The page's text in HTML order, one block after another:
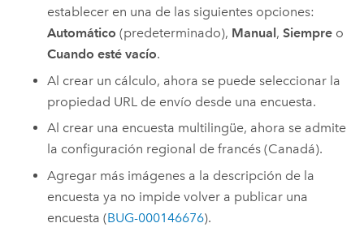
establecer en una de las siguientes opciones:
Automático (predeterminado), Manual ,Siempre o
Cuando esté vacío.
Al crear un cálculo, ahora se puede seleccionar la
propiedad URL de envío desde una encuesta.
Al crear una encuesta multilingüe, ahora se admite
la configuración regional de francés (Canadá).
Agregar más imágenes a la descripción de la
encuesta ya no impide volver a publicar una
encuesta (BUG-000146676).